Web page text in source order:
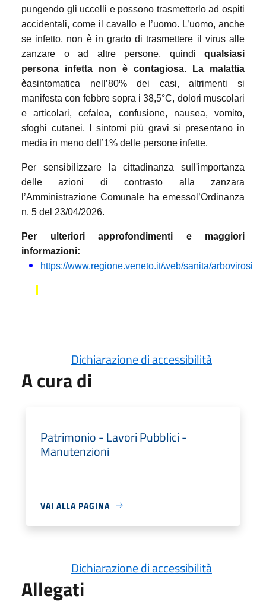
pungendo gli uccelli e possono trasmetterlo ad ospiti
accidentali, come il cavallo e l’uomo. L’uomo, anche
se infetto, non è in grado di trasmettere il virus alle
zanzare o ad altre persone, quindi qualsiasi
persona infetta non è contagiosa. La malattia
èasintomatica nell’80% dei casi, altrimenti si
manifesta con febbre sopra i 38,5°C, dolori muscolari
e articolari, cefalea, confusione, nausea, vomito,
sfoghi cutanei. I sintomi più gravi si presentano in
media in meno dell’1% delle persone infette.
Per sensibilizzare la cittadinanza sull'importanza
delle azioni di contrasto alla zanzara
l’Amministrazione Comunale ha emessol’Ordinanza
n. 5 del 23/04/2026.
Per ulteriori approfondimenti e maggiori
informazioni:
https://www.regione.veneto.it/web/sanita/arbovirosi
Dichiarazione di accessibilità
A cura di
Patrimonio - Lavori Pubblici -
Manutenzioni
VAI ALLA PAGINA
Dichiarazione di accessibilità
Allegati